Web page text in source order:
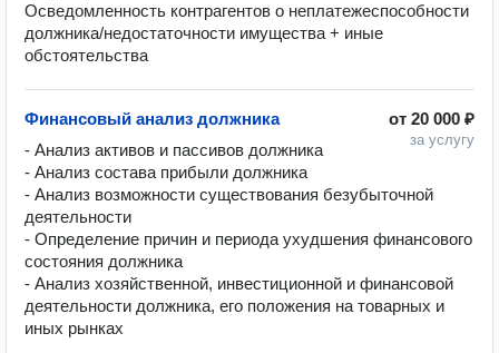
Осведомленность контрагентов о неплатежеспособности
должника/недостаточности имущества + иные
обстоятельства
от 20 000 ₽
за услугу
Финансовый анализ должника
- Анализ активов и пассивов должника
- Анализ состава прибыли должника
- Анализ возможности существования безубыточной
деятельности
- Определение причин и периода ухудшения финансового
состояния должника
- Анализ хозяйственной, инвестиционной и финансовой
деятельности должника, его положения на товарных и
иных рынках